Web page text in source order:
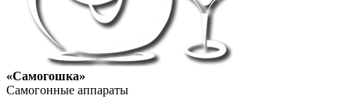
«Самогошка»
Самогонные аппараты